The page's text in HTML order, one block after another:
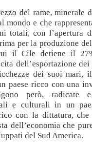
del rame,
mondo e che
totali, con l’apertura
per la produzione
il Cile detiene il
dell’esportazione
dei suoi
paese ricco con una
però, radicate
e culturali in un
con la dittatura,
dell’economia che
del Sud America.